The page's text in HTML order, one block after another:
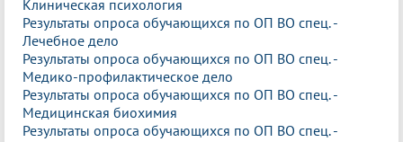
Клиническая психология
Результаты опроса обучающихся по ОП ВО спец. -
Лечебное дело
Результаты опроса обучающихся по ОП ВО спец. -
Медико-профилактическое дело
Результаты опроса обучающихся по ОП ВО спец. -
Медицинская биохимия
Результаты опроса обучающихся по ОП ВО спец. -